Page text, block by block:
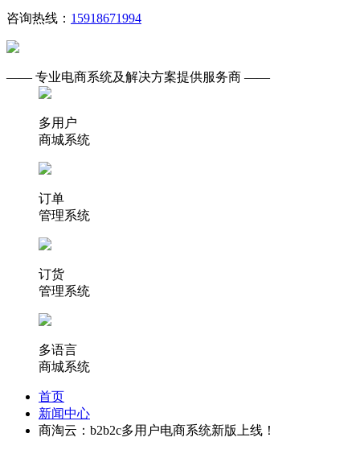
咨询热线： 15918671994
—— 专业电商系统及解决方案提供服务商 ——
多用户
商城系统
订单
管理系统
订货
管理系统
多语言
商城系统
首页
新闻中心
商淘云：b2b2c多用户电商系统新版上线！